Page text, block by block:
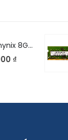
Ram Laptop Skhynix 8GB DDR3L 1600Mhz
₫